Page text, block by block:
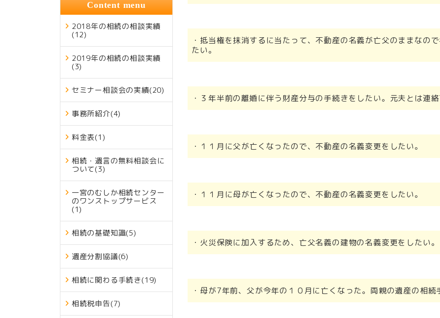
・抵当権を抹消するに当たって、不動産の名義が亡父のままなの
たい。
・３年半前の離婚に伴う財産分与の手続きをしたい。元夫とは連
・１１月に父が亡くなったので、不動産の名義変更をしたい。
・１１月に母が亡くなったので、不動産の名義変更をしたい。
・火災保険に加入するため、亡父名義の建物の名義変更をしたい。
・母が7年前、父が今年の１０月に亡くなった。両親の遺産の相
Content menu
2018年の相続の相談実績
(12)
2019年の相続の相談実績
(3)
セミナー相談会の実績(20)
事務所紹介(4)
料金表(1)
相続・遺言の無料相談会に
ついて(3)
一宮のむしか相続センター
のワンストップサービス
(1)
相続の基礎知識(5)
遺産分割協議(6)
相続に関わる手続き(19)
相続税申告(7)